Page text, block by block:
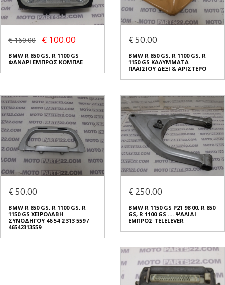
€ 160.00 € 100.00
BMW R 850 GS, R 1100 GS
ΦΑΝΑΡΙ ΕΜΠΡΟΣ ΚΟΜΠΛΕ
€ 50.00
BMW R 850 GS, R 1100 GS, R
1150 GS ΚΑΛΥΜΜΑΤΑ
ΠΛΑΙΣΙΟΥ ΔΕΞΙ & ΑΡΙΣΤΕΡΟ
€ 50.00
BMW R 850 GS, R 1100 GS, R
1150 GS ΧΕΙΡΟΛΑΒΗ
ΣΥΝΟΔΗΓΟΥ 46 54 2 313 559 /
46542313559
€ 250.00
BMW R 1150 GS Ρ21 98 00, R 850
GS, R 1100 GS .... ΨΑΛΙΔΙ
ΕΜΠΡΟΣ TELELEVER